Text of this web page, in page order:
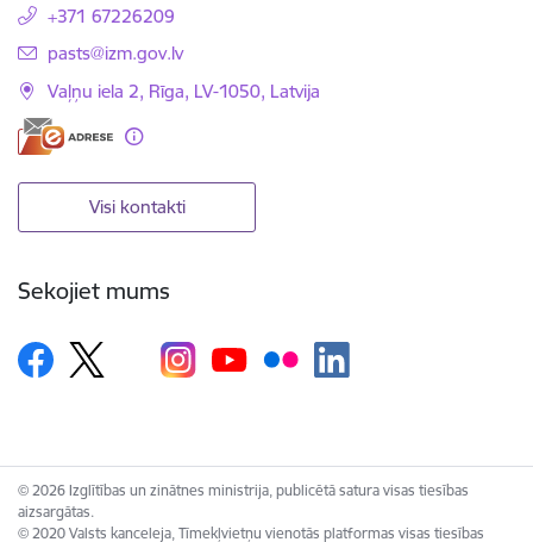
+371 67226209
E-pasts:
pasts@izm.gov.lv
Vaļņu iela 2, Rīga, LV-1050, Latvija
Visi kontakti
Sekojiet mums
© 2026 Izglītības un zinātnes ministrija, publicētā satura visas tiesības
aizsargātas.
© 2020 Valsts kanceleja, Tīmekļvietņu vienotās platformas visas tiesības